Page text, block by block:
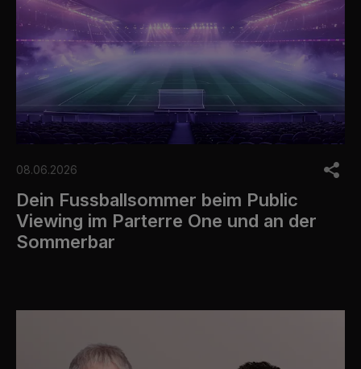
08.06.2026
Dein Fussballsommer beim Public
Viewing im Parterre One und an der
Sommerbar